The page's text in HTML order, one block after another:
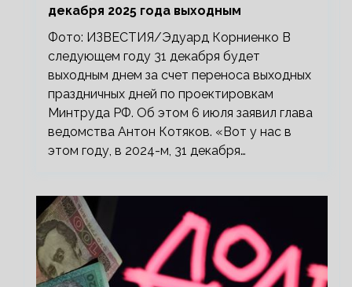
декабря 2025 года выходным
Фото: ИЗВЕСТИЯ/Эдуард Корниенко В
следующем году 31 декабря будет
выходным днем за счет переноса выходных
праздничных дней по проектировкам
Минтруда РФ. Об этом 6 июля заявил глава
ведомства Антон Котяков. «Вот у нас в
этом году, в 2024-м, 31 декабря…